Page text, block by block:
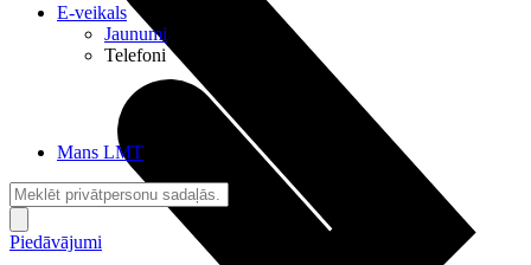
E-veikals
Jaunumi
Telefoni
Mans LMT
Piedāvājumi